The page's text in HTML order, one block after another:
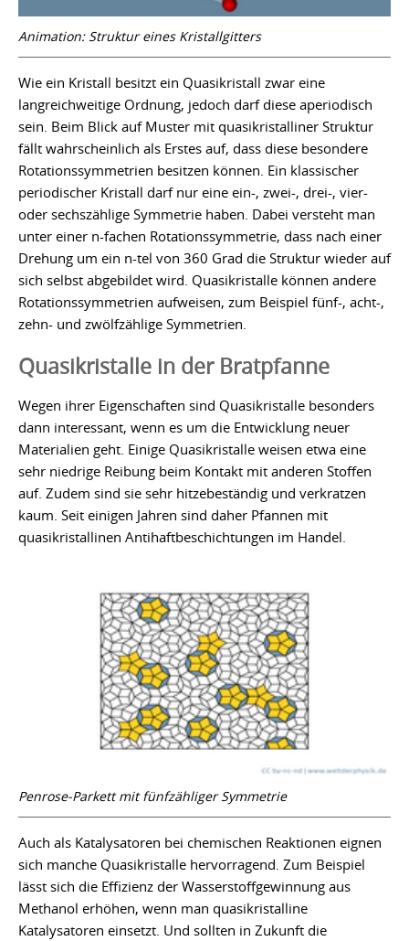
Animation: Struktur eines Kristallgitters
Wie ein Kristall besitzt ein Quasikristall zwar eine
langreichweitige Ordnung, jedoch darf diese aperiodisch
sein. Beim Blick auf Muster mit quasikristalliner Struktur
fällt wahrscheinlich als Erstes auf, dass diese besondere
Rotationssymmetrien besitzen können. Ein klassischer
periodischer Kristall darf nur eine ein-, zwei-, drei-, vier-
oder sechszählige Symmetrie haben. Dabei versteht man
unter einer n-fachen Rotationssymmetrie, dass nach einer
Drehung um ein n-tel von 360 Grad die Struktur wieder auf
sich selbst abgebildet wird. Quasikristalle können andere
Rotationssymmetrien aufweisen, zum Beispiel fünf-, acht-,
zehn- und zwölfzählige Symmetrien.
Quasikristalle in der Bratpfanne
Wegen ihrer Eigenschaften sind Quasikristalle besonders
dann interessant, wenn es um die Entwicklung neuer
Materialien geht. Einige Quasikristalle weisen etwa eine
sehr niedrige Reibung beim Kontakt mit anderen Stoffen
auf. Zudem sind sie sehr hitzebeständig und verkratzen
kaum. Seit einigen Jahren sind daher Pfannen mit
quasikristallinen Antihaftbeschichtungen im Handel.
Penrose-Parkett mit fünfzähliger Symmetrie
Auch als Katalysatoren bei chemischen Reaktionen eignen
sich manche Quasikristalle hervorragend. Zum Beispiel
lässt sich die Effizienz der Wasserstoffgewinnung aus
Methanol erhöhen, wenn man quasikristalline
Katalysatoren einsetzt. Und sollten in Zukunft die